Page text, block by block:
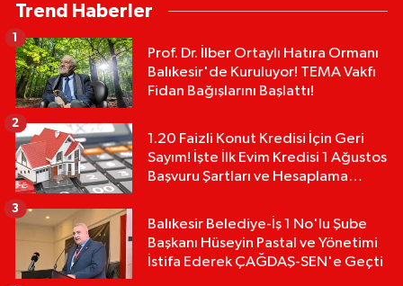
Trend Haberler
Prof. Dr. İlber Ortaylı Hatıra Ormanı
Balıkesir'de Kuruluyor! TEMA Vakfı
Fidan Bağışlarını Başlattı!
1
1.20 Faizli Konut Kredisi İçin Geri
Sayım! İşte İlk Evim Kredisi 1 Ağustos
Başvuru Şartları ve Hesaplama
2
Balıkesir Belediye-İş 1 No'lu Şube
Başkanı Hüseyin Pastal ve Yönetimi
İstifa Ederek ÇAĞDAŞ-SEN'e Geçti
3